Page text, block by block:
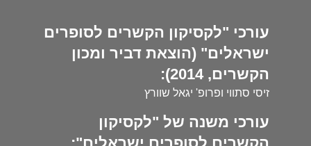
עורכי "לקסיקון הקשרים לסופרים
ישראלים" (הוצאת דביר ומכון
הקשרים, 2014):
זיסי סתווי ופרופ' יגאל שוורץ
עורכי משנה של "לקסיקון